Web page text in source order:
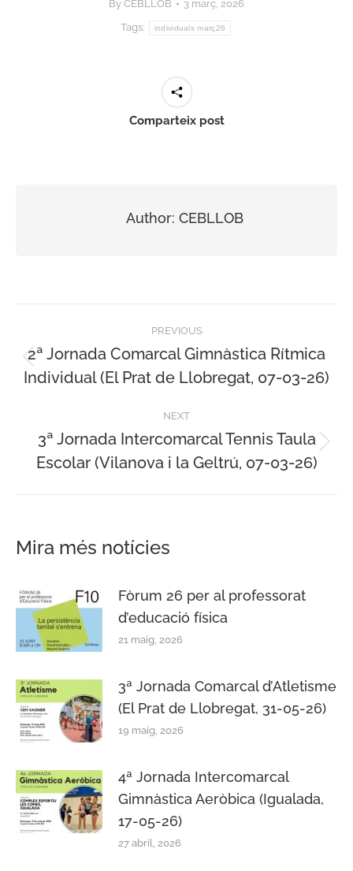
By CEBLLOB 3 març, 2026
Tags: individuals març26
Comparteix post
Author: CEBLLOB
navigation
PREVIOUS
post:
2ª Jornada Comarcal Gimnàstica Rítmica
Individual (El Prat de Llobregat, 07-03-26)
NEXT
post:
3ª Jornada Intercomarcal Tennis Taula
Escolar (Vilanova i la Geltrú, 07-03-26)
Mira més notícies
Fòrum 26 per al professorat
d’educació física
21 maig, 2026
3ª Jornada Comarcal d’Atletisme
(El Prat de Llobregat, 31-05-26)
19 maig, 2026
4ª Jornada Intercomarcal
Gimnàstica Aeròbica (Igualada,
17-05-26)
27 abril, 2026